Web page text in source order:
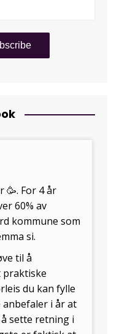
🥳. For 4 år
60% av
kommune som
si.
til å
praktiske
du kan fylle
anbefaler i år at
sette retning i